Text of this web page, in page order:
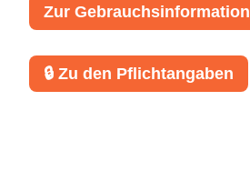
Zur Gebrauchsinformation
🔒 Zu den Pflichtangaben